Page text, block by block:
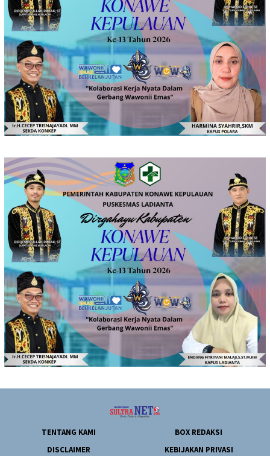
TENTANG KAMI
BOX REDAKSI
DISCLAIMER
KEBIJAKAN PRIVASI